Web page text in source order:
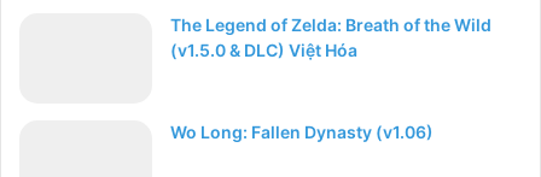
The Legend of Zelda: Breath of the Wild
(v1.5.0 & DLC) Việt Hóa
Wo Long: Fallen Dynasty (v1.06)